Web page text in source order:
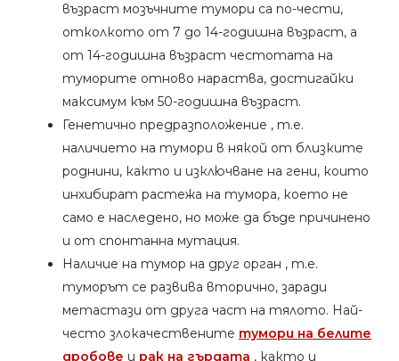
възраст мозъчните тумори са по-чести,
отколкото от 7 до 14-годишна възраст, а
от 14-годишна възраст честотата на
туморите отново нараства, достигайки
максимум към 50-годишна възраст.
Генетично предразположение , т.е.
наличието на тумори в някой от близките
роднини, както и изключване на гени, които
инхибират растежа на тумора, което не
само е наследено, но може да бъде причинено
и от спонтанна мутация.
Наличие на тумор на друг орган , т.е.
туморът се развива вторично, заради
метастази от друга част на тялото. Най-
често злокачествените тумори на белите
дробове и рак на гърдата , както и